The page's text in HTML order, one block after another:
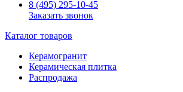
8 (495) 295-10-45
Заказать звонок
Каталог товаров
Керамогранит
Керамическая плитка
Распродажа